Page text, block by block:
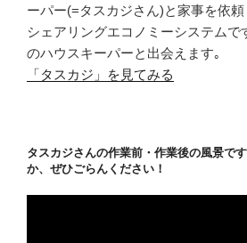
ーパー(=タスカジさん)と家事を依
シェアリングエコノミーシステムで
のハウスキーパーと出会えます｡
「タスカジ」を見てみる
タスカジさんの作業前・作業後の風景で
か、ぜひごらんください！